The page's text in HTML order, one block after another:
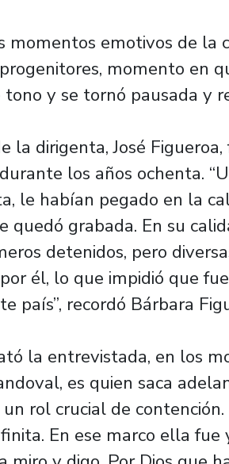
momentos emotivos de la
momento en
tono y se tornó pausada y
la dirigenta, José
los años ochenta.
le habían pegado en la
quedó grabada. En su
detenidos, pero
él, lo que impidió que
país”, recordó Bárbara
la entrevistada, en los
es quien saca
rol crucial de
En ese marco ella